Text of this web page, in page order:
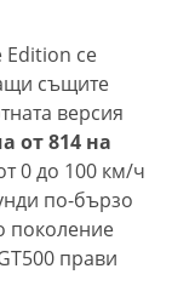
Edition се
същите
версия
от 814 на
0 до 100 км/ч
по-бързо
поколение
прави